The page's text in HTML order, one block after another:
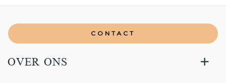
CONTACT
OVER ONS